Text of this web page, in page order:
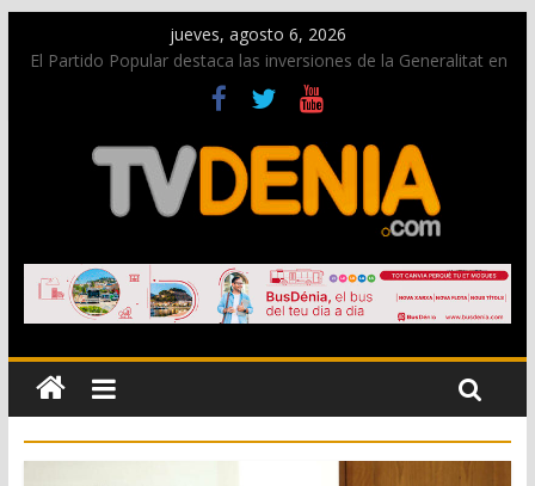
jueves, agosto 6, 2026
El Partido Popular destaca las inversiones de la Generalitat en
Dénia y la Marina Alta contempladas en los nuevos
presupuestos autonómicos
La Entraeta Festera llena de ambiente la calle Marqués de
Campo con la recepción a la Capitanía Cristiana
El XII Festival de Jazz de Dénia reunirá durante agosto a
figuras nacionales e internacionales en los Jardins de
Los Moros y Cristianos 2026 reciben las llaves de la ciudad y
dan inicio a las fiestas en Dénia
Una nueva campaña anima a la juventud a disfrutar de la